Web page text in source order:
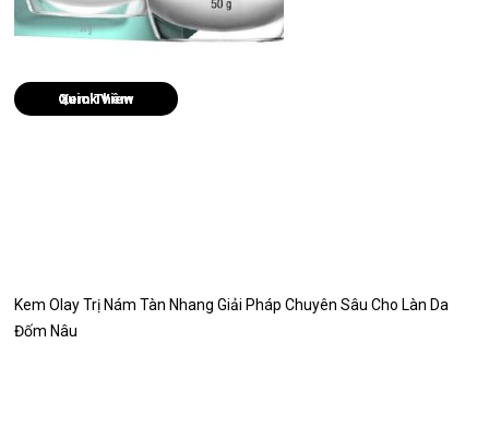
Quick View
Kem Olay Trị Nám Tàn Nhang Giải Pháp Chuyên Sâu Cho Làn Da
Đốm Nâu